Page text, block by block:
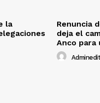
la
Renuncia
deja el
Anco para